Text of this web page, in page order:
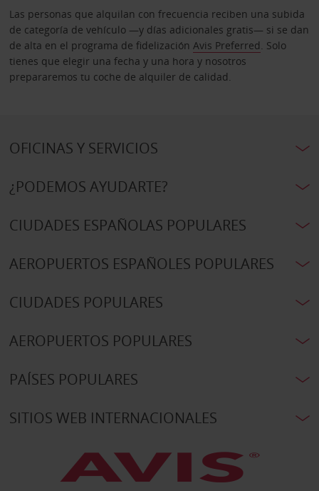
Las personas que alquilan con frecuencia reciben una subida
de categoría de vehículo —y días adicionales gratis— si se dan
de alta en el programa de fidelización Avis Preferred. Solo
tienes que elegir una fecha y una hora y nosotros
prepararemos tu coche de alquiler de calidad.
OFICINAS Y SERVICIOS
¿PODEMOS AYUDARTE?
CIUDADES ESPAÑOLAS POPULARES
AEROPUERTOS ESPAÑOLES POPULARES
CIUDADES POPULARES
AEROPUERTOS POPULARES
PAÍSES POPULARES
SITIOS WEB INTERNACIONALES